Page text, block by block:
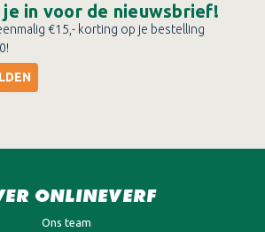
je in voor de nieuwsbrief!
€15,- korting op je bestelling
ONLINEVERF
Ons team